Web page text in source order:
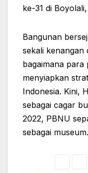
ke-31 di
Bangunan
sekali kenangan
bagaimana para
menyiapkan
Indonesia. Kini,
sebagai cagar
2022, PBNU
sebagai